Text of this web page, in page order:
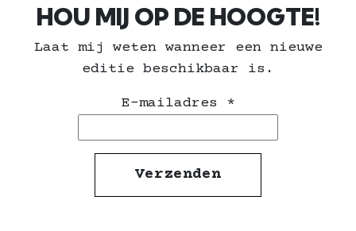
HOU MIJ OP DE HOOGTE!
Laat mij weten wanneer een nieuwe
editie beschikbaar is.
E-mailadres *